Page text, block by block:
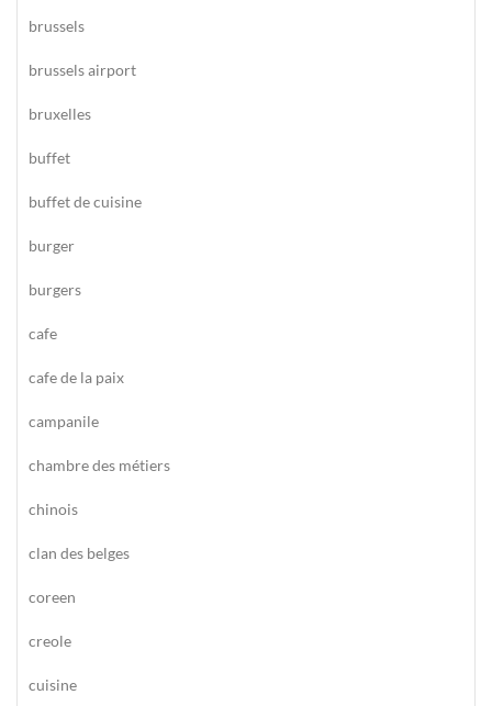
brussels
brussels airport
bruxelles
buffet
buffet de cuisine
burger
burgers
cafe
cafe de la paix
campanile
chambre des métiers
chinois
clan des belges
coreen
creole
cuisine